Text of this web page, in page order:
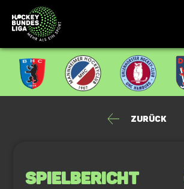
Zurück
Spielbericht